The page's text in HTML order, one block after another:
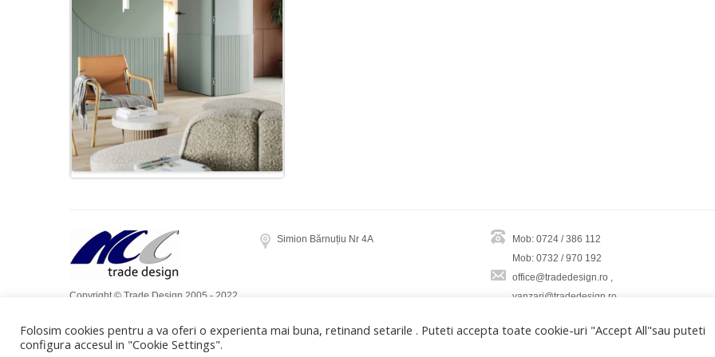
Copyright © Trade Design 2005 - 2022.
Dow Media
Simion Bărnuțiu Nr 4A
Mob: 0724 / 386 112
Mob: 0732 / 970 192
office@tradedesign.ro ,
vanzari@tradedesign.ro
Folosim cookies pentru a va oferi o experienta mai buna, retinand setarile . Puteti accepta toate cookie-uri "Accept All"sau puteti
configura accesul in "Cookie Settings".